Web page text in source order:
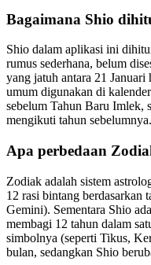
Bagaimana Shio
Shio dalam aplikasi ini
rumus sederhana, belum
yang jatuh antara 21
umum digunakan di
sebelum Tahun Baru Imlek,
mengikuti tahun sebelumnya.
Apa perbedaan
Zodiak adalah sistem
12 rasi bintang berdasarkan
Gemini). Sementara Shio
membagi 12 tahun dalam
simbolnya (seperti Tikus,
bulan, sedangkan Shio